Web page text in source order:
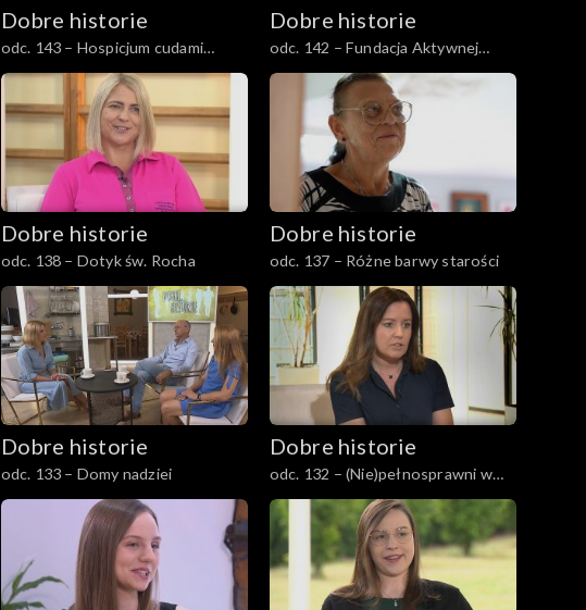
Dobre historie
odc. 143 – Hospicjum cudami
słynące
Dobre historie
odc. 142 – Fundacja Aktywnej
Rodziny Pajacyk
Dobre historie
odc. 138 – Dotyk św. Rocha
Dobre historie
odc. 137 – Różne barwy starości
Dobre historie
odc. 133 – Domy nadziei
Dobre historie
odc. 132 – (Nie)pełnosprawni w
pracy